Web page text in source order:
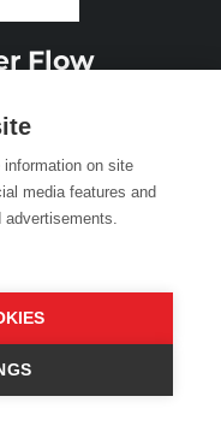
Flow
on site
media features and
advertisements.